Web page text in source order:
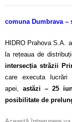
comuna Dumbrava –
HIDRO Prahova S.A.
la rețeaua de
intersecția străzii
care executa
apei, astăzi – 25
posibilitate de